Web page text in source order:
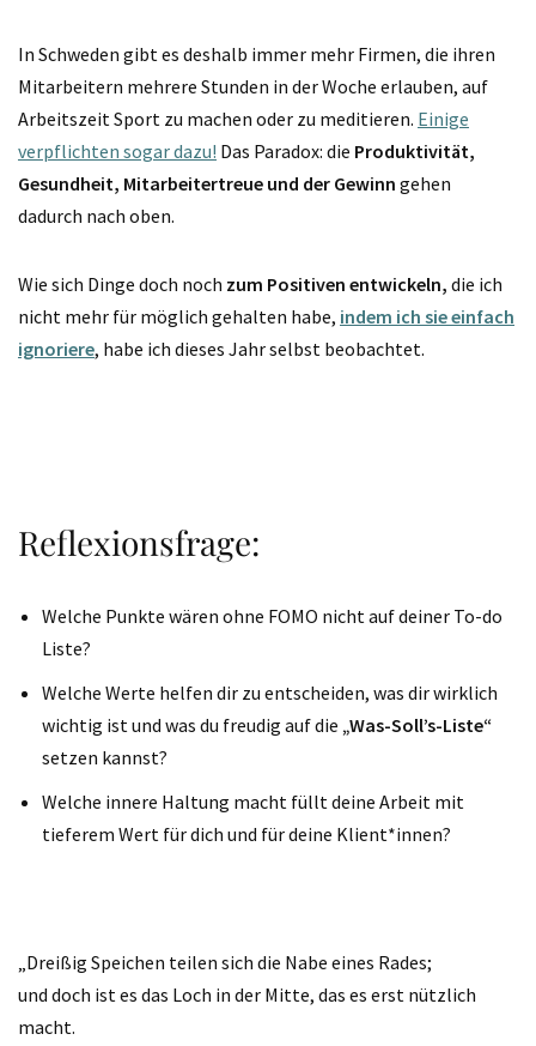
In Schweden gibt es deshalb immer mehr Firmen, die ihren
Mitarbeitern mehrere Stunden in der Woche erlauben, auf
Arbeitszeit Sport zu machen oder zu meditieren. Einige
verpflichten sogar dazu! Das Paradox: die Produktivität,
Gesundheit, Mitarbeitertreue und der Gewinn gehen
dadurch nach oben.
Wie sich Dinge doch noch zum Positiven entwickeln, die ich
nicht mehr für möglich gehalten habe, indem ich sie einfach
ignoriere, habe ich dieses Jahr selbst beobachtet.
Reflexionsfrage:
Welche Punkte wären ohne FOMO nicht auf deiner To-do
Liste?
Welche Werte helfen dir zu entscheiden, was dir wirklich
wichtig ist und was du freudig auf die „Was-Soll’s-Liste“
setzen kannst?
Welche innere Haltung macht füllt deine Arbeit mit
tieferem Wert für dich und für deine Klient*innen?
„Dreißig Speichen teilen sich die Nabe eines Rades;
und doch ist es das Loch in der Mitte, das es erst nützlich
macht.